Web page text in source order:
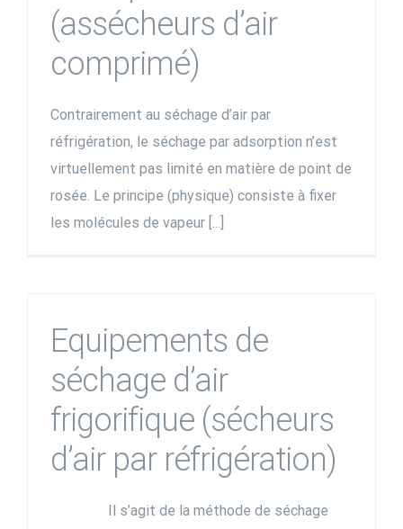
(assécheurs d’air
comprimé)
Contrairement au séchage d’air par
réfrigération, le séchage par adsorption n’est
virtuellement pas limité en matière de point de
rosée. Le principe (physique) consiste à fixer
les molécules de vapeur [...]
Equipements de
séchage d’air
frigorifique (sécheurs
d’air par réfrigération)
Il s’agit de la méthode de séchage